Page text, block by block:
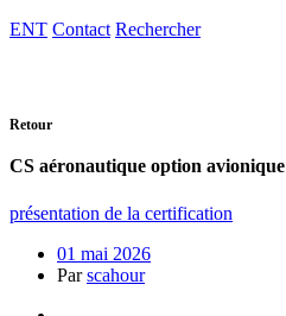
ENT Contact Rechercher
Retour
CS aéronautique option avionique
présentation de la certification
01 mai 2026
Parscahour